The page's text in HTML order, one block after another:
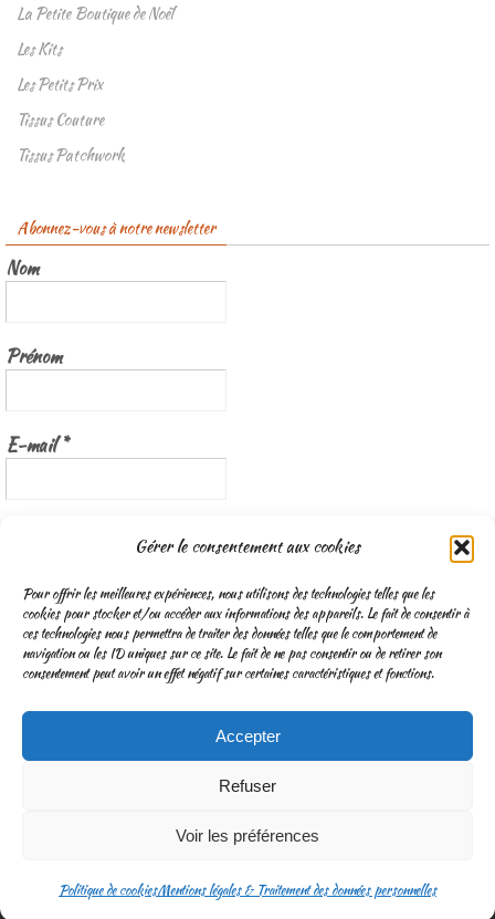
Gérer le consentement aux cookies
Pour offrir les meilleures expériences, nous utilisons des technologies telles que les
cookies pour stocker et/ou accéder aux informations des appareils. Le fait de consentir à
ces technologies nous permettra de traiter des données telles que le comportement de
navigation ou les ID uniques sur ce site. Le fait de ne pas consentir ou de retirer son
consentement peut avoir un effet négatif sur certaines caractéristiques et fonctions.
Accepter
Refuser
Voir les préférences
Politique de cookiesMentions légales & Traitement des données personnelles
La Petite Boutique de Noël
Les Kits
Les Petits Prix
Tissus Couture
Tissus Patchwork
Abonnez-vous à notre newsletter
Nom
Prénom
E-mail*
Nous gardons vos données privées et ne les partageons qu’avec les
tierces parties qui rendent ce service possible.Lisez notre politique de
confidentialité
CGV
Mentions légales & Traitement des données personnelles